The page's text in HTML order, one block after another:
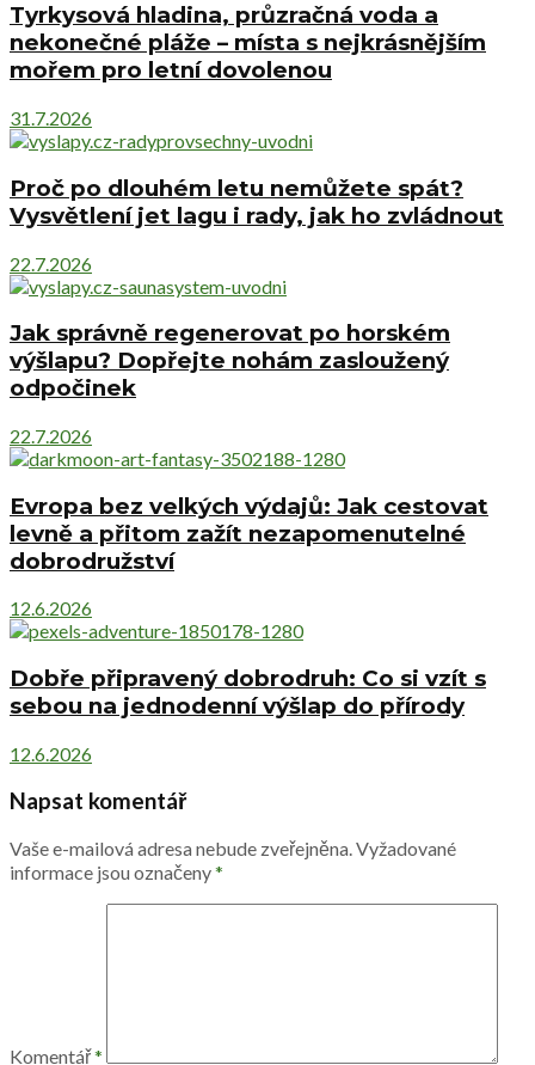
Tyrkysová hladina, průzračná voda a
nekonečné pláže – místa s nejkrásnějším
mořem pro letní dovolenou
31.7.2026
Proč po dlouhém letu nemůžete spát?
Vysvětlení jet lagu i rady, jak ho zvládnout
22.7.2026
Jak správně regenerovat po horském
výšlapu? Dopřejte nohám zasloužený
odpočinek
22.7.2026
Evropa bez velkých výdajů: Jak cestovat
levně a přitom zažít nezapomenutelné
dobrodružství
12.6.2026
Dobře připravený dobrodruh: Co si vzít s
sebou na jednodenní výšlap do přírody
12.6.2026
Napsat komentář
Vaše e-mailová adresa nebude zveřejněna.Vyžadované
informace jsou označeny*
Komentář*